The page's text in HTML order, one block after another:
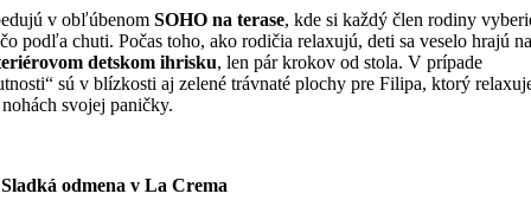
v obľúbenomSOHO na terase, kde si každý člen rodiny
podľa chuti. Počas toho, ako rodičia relaxujú, deti sa veselo hrajú
detskom ihrisku, len pár krokov od stola. V prípade
sú v blízkosti aj zelené trávnaté plochy pre Filipa, ktorý
svojej paničky.
odmena v La Crema